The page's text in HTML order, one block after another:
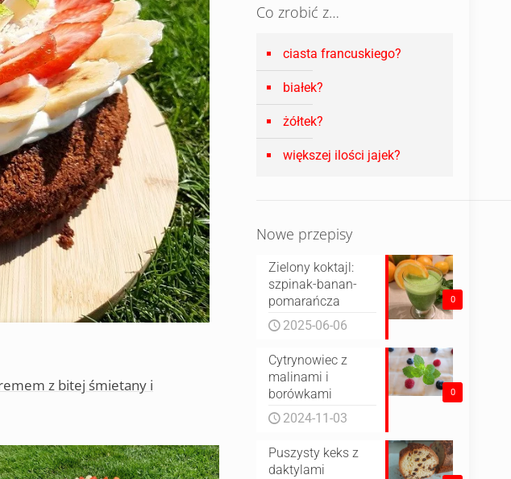
z bitej śmietany i
Co zrobić z…
ciasta francuskiego?
białek?
żółtek?
większej ilości jajek?
Nowe przepisy
0
Zielony koktajl:
szpinak-banan-
pomarańcza
2025-06-06
0
Cytrynowiec z
malinami i
borówkami
2024-11-03
Puszysty keks z
daktylami